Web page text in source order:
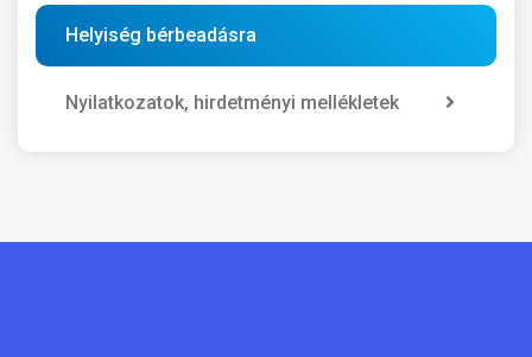
Helyiség bérbeadásra
Nyilatkozatok, hirdetményi mellékletek